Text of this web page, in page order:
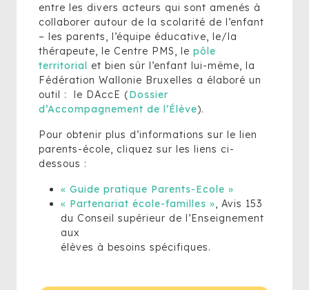
entre les divers acteurs qui sont amenés à
collaborer autour de la scolarité de l’enfant
– les parents, l’équipe éducative, le/la
thérapeute, le Centre PMS, le pôle
territorial et bien sûr l’enfant lui-même, la
Fédération Wallonie Bruxelles a élaboré un
outil : le DAccE (Dossier
d’Accompagnement de l’Élève).
Pour obtenir plus d’informations sur le lien
parents-école, cliquez sur les liens ci-
dessous :
« Guide pratique Parents-Ecole »
« Partenariat école-familles », Avis 153
du Conseil supérieur de l’Enseignement
aux
élèves à besoins spécifiques.